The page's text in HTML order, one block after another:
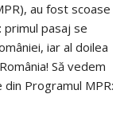
au fost scoase
primul pasaj se
iar al doilea
Să vedem
Programul MPR: